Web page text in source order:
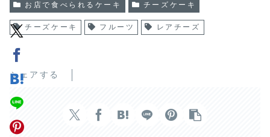
お店で食べられるケーキ チーズケーキ
チーズケーキ フルーツ レアチーズ
シェアする